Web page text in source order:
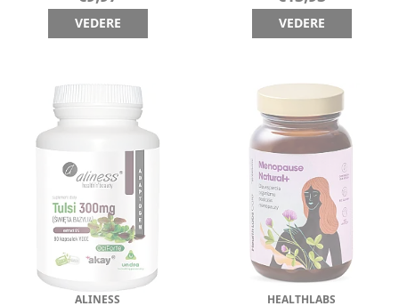
VEDERE VEDERE
ALINESS HEALTHLABS